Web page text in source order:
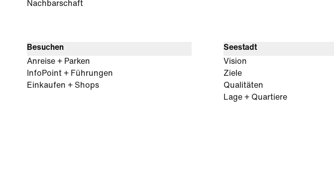
Nachbarschaft
Besuchen
Anreise + Parken
InfoPoint + Führungen
Einkaufen + Shops
Seestadt
Vision
Ziele
Qualitäten
Lage + Quartiere